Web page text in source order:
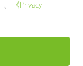
、
《Privacy